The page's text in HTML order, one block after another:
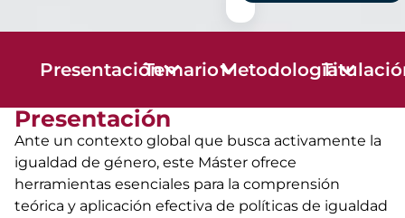
PresentaciónTemarioMetodología
Presentación
Ante un contexto global que busca activamente la
igualdad de género, este Máster ofrece
herramientas esenciales para la comprensión
teórica y aplicación efectiva de políticas de igualdad